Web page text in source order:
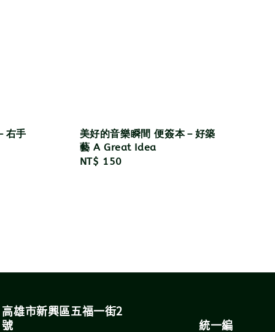
右手
美好的音樂瞬間 便簽本－好築
藝 A Great Idea
Regular
NT$ 150
高雄市新興區五福一街2
號 統一編